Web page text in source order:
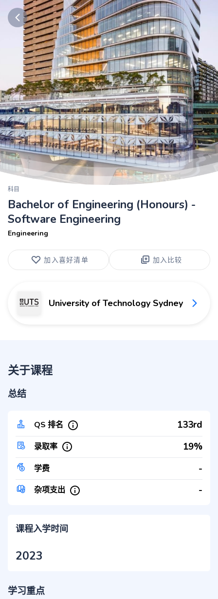
科目
Bachelor of Engineering (Honours) -
Software Engineering
Engineering
加入喜好清单 加入比较
University of Technology Sydney
关于课程
总结
QS 排名 133rd
录取率 19%
学费 -
杂项支出 -
课程入学时间
2023
学习重点